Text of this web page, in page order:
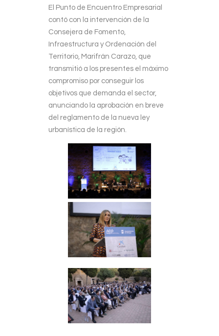
El Punto de Encuentro Empresarial
contó con la intervención de la
Consejera de Fomento,
Infraestructura y Ordenación del
Territorio, Marifrán Carazo, que
transmitió a los presentes el máximo
compromiso por conseguir los
objetivos que demanda el sector,
anunciando la aprobación en breve
del reglamento de la nueva ley
urbanística de la región.